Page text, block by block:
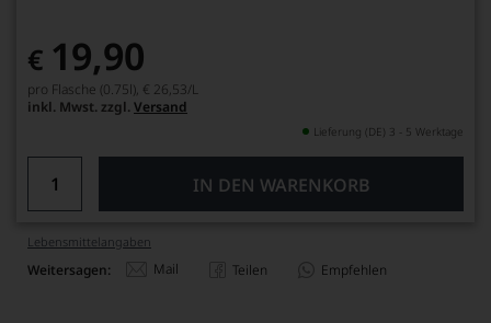
€ 19,90
pro Flasche (0.75l), € 26,53/L
inkl. Mwst. zzgl. Versand
Lieferung (DE) 3 - 5 Werktage
IN DEN WARENKORB
Lebensmittel­angaben
Weitersagen: Mail Teilen Empfehlen